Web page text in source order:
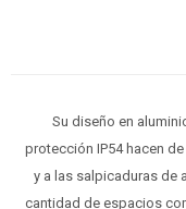
Su diseño en
protección IP54 hacen
y a las salpicaduras de
cantidad de espacios